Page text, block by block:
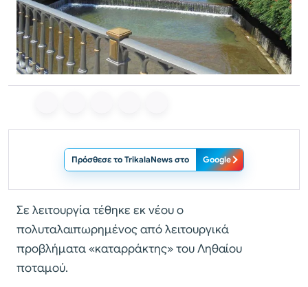
Πρόσθεσε το TrikalaNews στο Google
Σε λειτουργία τέθηκε εκ νέου ο
πολυταλαιπωρημένος από λειτουργικά
προβλήματα «καταρράκτης» του Ληθαίου
ποταμού.